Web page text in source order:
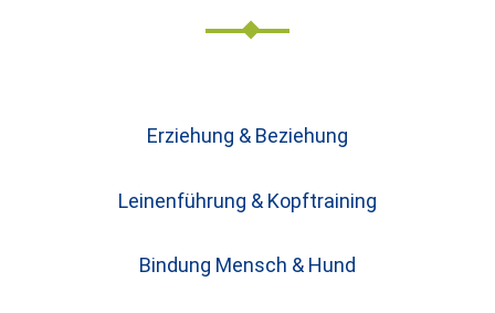
Erziehung & Beziehung
Leinenführung & Kopftraining
Bindung Mensch & Hund